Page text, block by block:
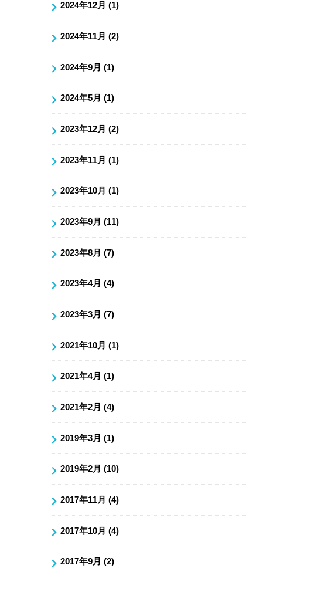
2024年12月 (1)
2024年11月 (2)
2024年9月 (1)
2024年5月 (1)
2023年12月 (2)
2023年11月 (1)
2023年10月 (1)
2023年9月 (11)
2023年8月 (7)
2023年4月 (4)
2023年3月 (7)
2021年10月 (1)
2021年4月 (1)
2021年2月 (4)
2019年3月 (1)
2019年2月 (10)
2017年11月 (4)
2017年10月 (4)
2017年9月 (2)